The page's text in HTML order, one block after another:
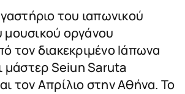
του ιαπωνικού
οργάνου
τον διακεκριμένο Ιάπωνα
μάστερ Seiun Saruta
τον Απρίλιο στην Αθήνα. Το